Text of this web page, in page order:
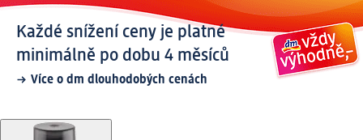
Každé snížení ceny je platné
minimálně po dobu 4 měsíců
Více o dm dlouhodobých cenách